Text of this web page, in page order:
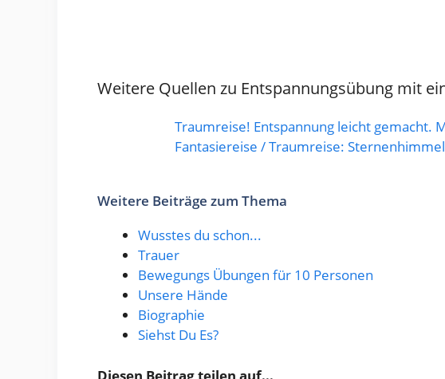
Weitere Quellen zu Entspannungsübung mit
Traumreise! Entspannung leicht gemacht.
Fantasiereise / Traumreise:
Weitere Beiträge zum Thema
Wusstes du schon...
Trauer
Bewegungs Übungen für 10 Personen
Unsere Hände
Biographie
Siehst Du Es?
Diesen Beitrag teilen auf...